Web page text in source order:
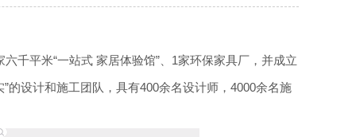
千平米“一站式 家居体验馆”、1家环保家具厂，并成立
的设计和施工团队，具有400余名设计师，4000余名施